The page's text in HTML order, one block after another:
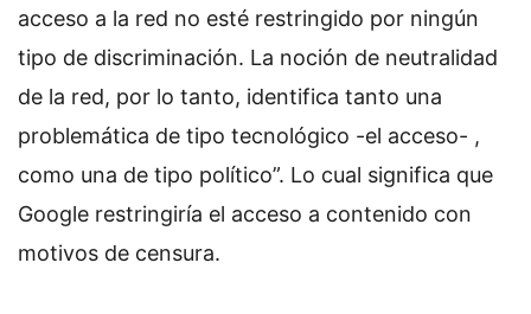
acceso a la red no esté restringido por ningún
tipo de discriminación. La noción de neutralidad
de la red, por lo tanto, identifica tanto una
problemática de tipo tecnológico -el acceso- ,
como una de tipo político”. Lo cual significa que
Google restringiría el acceso a contenido con
motivos de censura.